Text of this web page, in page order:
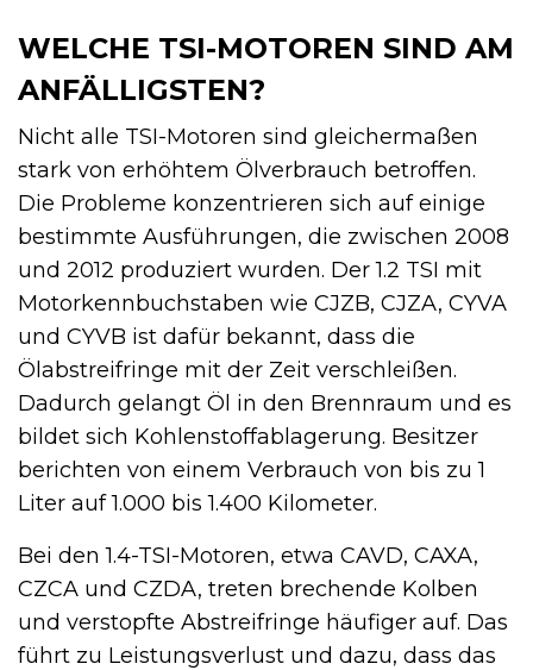
WELCHE TSI-MOTOREN SIND AM
ANFÄLLIGSTEN?
Nicht alle TSI-Motoren sind gleichermaßen
stark von erhöhtem Ölverbrauch betroffen.
Die Probleme konzentrieren sich auf einige
bestimmte Ausführungen, die zwischen 2008
und 2012 produziert wurden. Der 1.2 TSI mit
Motorkennbuchstaben wie CJZB, CJZA, CYVA
und CYVB ist dafür bekannt, dass die
Ölabstreifringe mit der Zeit verschleißen.
Dadurch gelangt Öl in den Brennraum und es
bildet sich Kohlenstoffablagerung. Besitzer
berichten von einem Verbrauch von bis zu 1
Liter auf 1.000 bis 1.400 Kilometer.
Bei den 1.4-TSI-Motoren, etwa CAVD, CAXA,
CZCA und CZDA, treten brechende Kolben
und verstopfte Abstreifringe häufiger auf. Das
führt zu Leistungsverlust und dazu, dass das